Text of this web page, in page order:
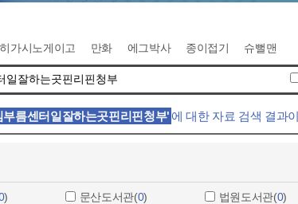
히가시노게이고 만화 에그박사 종이접기 슈뻘맨
름센터일잘하는곳핀리핀청부' 에 대한 자료 검색 결과
) 문산도서관(0) 법원도서관(0)